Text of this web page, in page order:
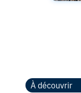
À découvrir